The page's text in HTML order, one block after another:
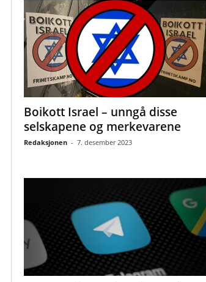
Boikott Israel – unngå disse
selskapene og merkevarene
Redaksjonen - 7. desember 2023